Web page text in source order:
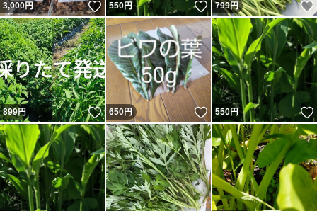
3,000円 いいね！
550円 いいね！
799円
899円 いいね！
650円 いいね！
550円